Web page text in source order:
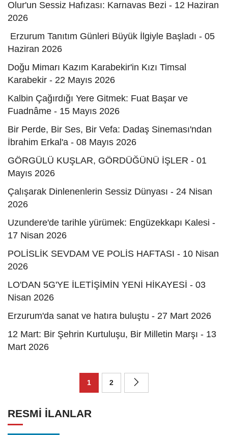
Olur'un Sessiz Hafızası: Karnavas Bezi - 12 Haziran
2026
Erzurum Tanıtım Günleri Büyük İlgiyle Başladı - 05
Haziran 2026
Doğu Mimarı Kazım Karabekir'in Kızı Timsal
Karabekir - 22 Mayıs 2026
Kalbin Çağırdığı Yere Gitmek: Fuat Başar ve
Fuadnâme - 15 Mayıs 2026
Bir Perde, Bir Ses, Bir Vefa: Dadaş Sineması'ndan
İbrahim Erkal'a - 08 Mayıs 2026
GÖRGÜLÜ KUŞLAR, GÖRDÜĞÜNÜ İŞLER - 01
Mayıs 2026
Çalışarak Dinlenenlerin Sessiz Dünyası - 24 Nisan
2026
Uzundere'de tarihle yürümek: Engüzekkapı Kalesi -
17 Nisan 2026
POLİSLİK SEVDAM VE POLİS HAFTASI - 10 Nisan
2026
LO'DAN 5G'YE İLETİŞİMİN YENİ HİKAYESİ - 03
Nisan 2026
Erzurum'da sanat ve hatıra buluştu - 27 Mart 2026
12 Mart: Bir Şehrin Kurtuluşu, Bir Milletin Marşı - 13
Mart 2026
1 2
RESMİ İLANLAR